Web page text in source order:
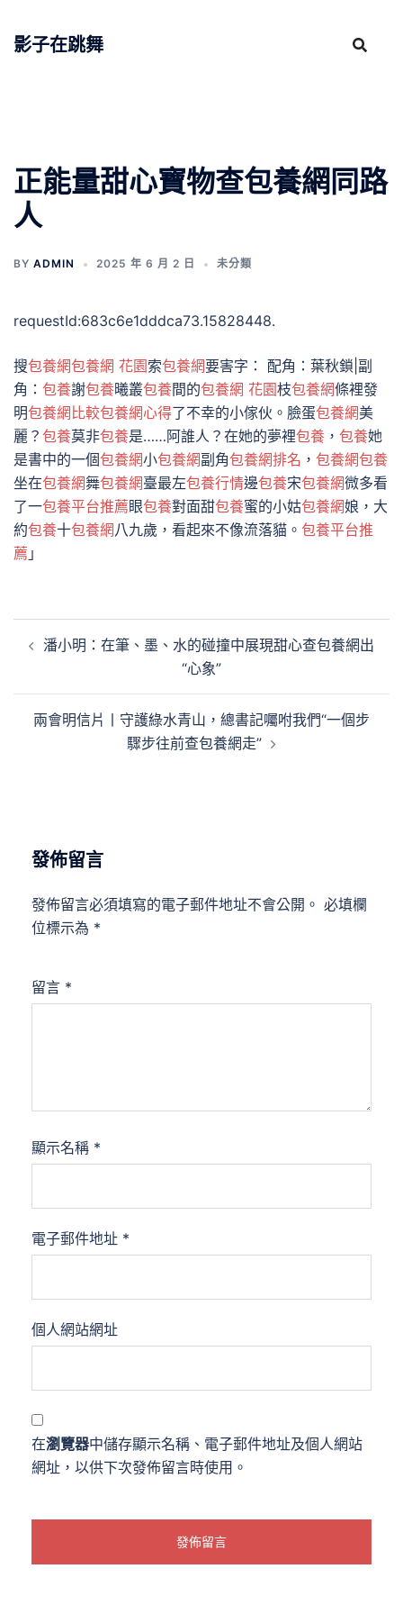
影子在跳舞
正能量甜心寶物查包養網同路
人
BY ADMIN 2025 年 6 月 2 日 未分類
requestId:683c6e1dddca73.15828448.
搜包養網包養網 花園索包養網要害字： 配角：葉秋鎖|副
角： 包養謝包養曦叢包養間的包養網 花園枝包養網條裡發
明包養網比較包養網心得了不幸的小傢伙。臉蛋包養網美
麗？ 包養莫非包養是……阿誰人？在她的夢裡包養 ， 包養她
是書中的一個包養網小包養網副角包養網排名 ， 包養網包養
坐在包養網舞包養網臺最左包養行情邊包養宋包養網微多看
了一包養平台推薦眼包養對面甜包養蜜的小姑包養網娘，大
約包養十包養網八九歲，看起來不像流落貓。 包養平台推
薦 」
章 潘小明：在筆、墨、水的碰撞中展現甜心查包養網出
“心象”
兩會明信片丨守護綠水青山，總書記囑咐我們“一個步
驟步往前查包養網走”
發佈留言
發佈留言必須填寫的電子郵件地址不會公開。 必填欄
位標示為 *
留言 *
顯示名稱 *
電子郵件地址 *
個人網站網址
在瀏覽器中儲存顯示名稱、電子郵件地址及個人網站
網址，以供下次發佈留言時使用。